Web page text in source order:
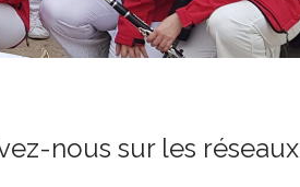
nous sur les réseaux